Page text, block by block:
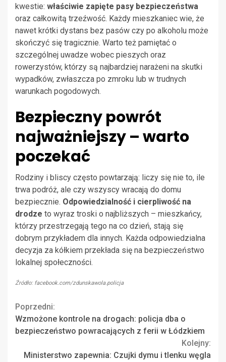
kwestie: właściwie zapięte pasy bezpieczeństwa
oraz całkowitą trzeźwość. Każdy mieszkaniec wie, że
nawet krótki dystans bez pasów czy po alkoholu może
skończyć się tragicznie. Warto też pamiętać o
szczególnej uwadze wobec pieszych oraz
rowerzystów, którzy są najbardziej narażeni na skutki
wypadków, zwłaszcza po zmroku lub w trudnych
warunkach pogodowych.
Bezpieczny powrót
najważniejszy – warto
poczekać
Rodziny i bliscy często powtarzają: liczy się nie to, ile
trwa podróż, ale czy wszyscy wracają do domu
bezpiecznie. Odpowiedzialność i cierpliwość na
drodze to wyraz troski o najbliższych – mieszkańcy,
którzy przestrzegają tego na co dzień, stają się
dobrym przykładem dla innych. Każda odpowiedzialna
decyzja za kółkiem przekłada się na bezpieczeństwo
lokalnej społeczności.
Źródło: facebook.com/zdunskawola.policja
Continue
Reading
Poprzedni:
Wzmożone kontrole na drogach: policja dba o
bezpieczeństwo powracających z ferii w Łódzkiem
Kolejny:
Ministerstwo zapewnia: Czujki dymu i tlenku węgla